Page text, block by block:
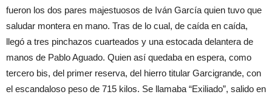
fueron los dos pares majestuosos de Iván García quien tuvo que
saludar montera en mano. Tras de lo cual, de caída en caída,
llegó a tres pinchazos cuarteados y una estocada delantera de
manos de Pablo Aguado. Quien así quedaba en espera, como
tercero bis, del primer reserva, del hierro titular Garcigrande, con
el escandaloso peso de 715 kilos. Se llamaba “Exiliado”, salido en